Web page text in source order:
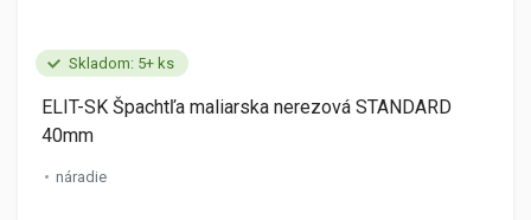
Skladom: 5+ ks
ELIT-SK Špachtľa maliarska nerezová STANDARD
40mm
náradie